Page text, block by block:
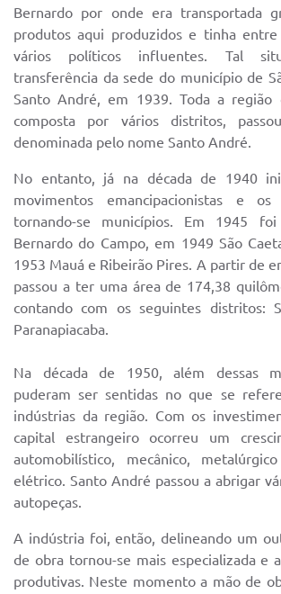
Bernardo por onde era transportada
produtos aqui produzidos e tinha entre
vários políticos influentes. Tal
transferência da sede do município de
Santo André, em 1939. Toda a região
composta por vários distritos,
denominada pelo nome Santo André.
No entanto, já na década de 1940
movimentos emancipacionistas e
tornando-se municípios. Em 1945
Bernardo do Campo, em 1949 São
1953 Mauá e Ribeirão Pires. A partir de
passou a ter uma área de 174,38
contando com os seguintes distritos:
Paranapiacaba.
Na década de 1950, além dessas
puderam ser sentidas no que se
indústrias da região. Com os
capital estrangeiro ocorreu um
automobilístico, mecânico,
elétrico. Santo André passou a abrigar
auto­peças.
A indústria foi, então, delineando um
de obra tornou-se mais especializada e
produtivas. Neste momento a mão de